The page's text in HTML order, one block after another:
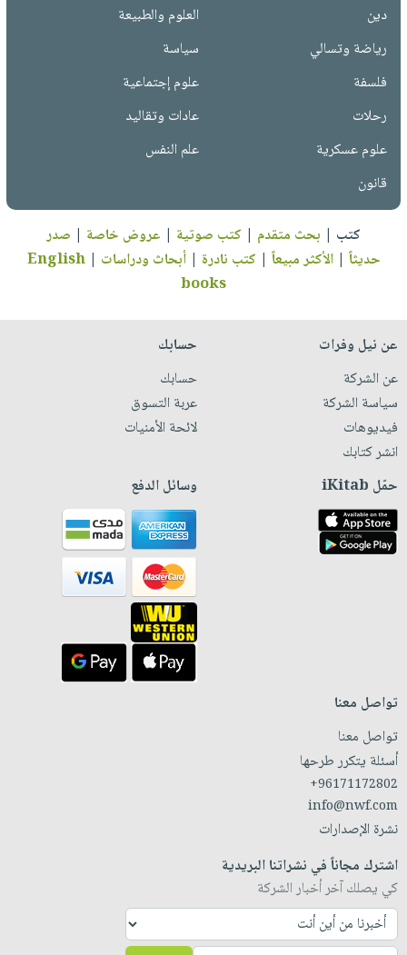
دين
العلوم والطبيعة
رياضة وتسالي
سياسة
فلسفة
علوم إجتماعية
رحلات
عادات وتقاليد
علوم عسكرية
علم النفس
قانون
كتب | بحث متقدم | كتب صوتية | عروض خاصة | صدر
حديثاً |الأكثر مبيعاً | كتب نادرة |أبحاث ودراسات |
English
books
عن نيل وفرات
عن الشركة
سياسة الشركة
فيديوهات
انشر كتابك
حسابك
حسابك
عربة التسوق
لائحة الأمنيات
حمّل iKitab وسائل الدفع
تواصل معنا
تواصل معنا
أسئلة يتكرر طرحها
+96171172802
info@nwf.com
نشرة الإصدارات
اشترك مجاناً في نشراتنا البريدية
كي يصلك آخر أخبار الشركة